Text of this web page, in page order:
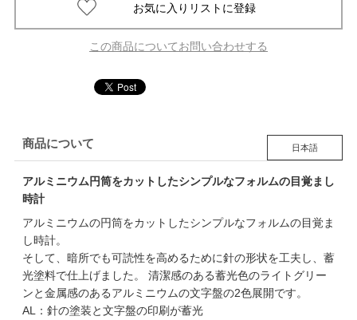
この商品についてお問い合わせする
商品について 日本語
アルミニウム円筒をカットしたシンプルなフォルムの目覚まし
時計
アルミニウムの円筒をカットしたシンプルなフォルムの目覚ま
し時計。
そして、暗所でも可読性を高めるために針の形状を工夫し、蓄
光塗料で仕上げました。 清潔感のある蓄光色のライトグリー
ンと金属感のあるアルミニウムの文字盤の2色展開です。
AL：針の塗装と文字盤の印刷が蓄光